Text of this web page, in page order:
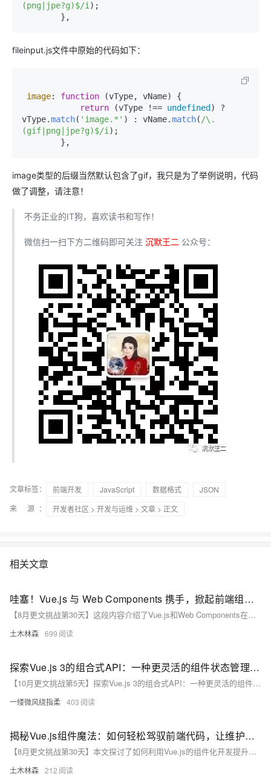
(png|jpe?g)$/i );
        },
fileinput.js文件中原始的代码如下：
image: function (vType, vName) {
return (vType !== undefined ) ?
vType.match( 'image.*' ) : vName.match( /\.
(gif|png|jpe?g)$/i );
        },
image类型的后缀当然默认包含了gif，我只是为了举例说明，代码
做了调整，请注意！
不务正业的IT狗，喜欢读书和写作！
微信扫一扫下方二维码即可关注 沉默王二 公众号：
文章标签： 前端开发 JavaScript 数据格式
JSON
来 源：
开发者社区 > 开发与运维 > 文章 > 正文
相关文章
哇塞！Vue.js 与 Web Components 携手，掀起前端组件复用风暴，震撼你的开发世界！
【8月更文挑战第30天】这段内容介绍了Vue.js和Web Components在前端开发中的优势及二者结合的可能性。Vue.js提供高效简洁的组件化开发，单个组件包含模板、脚本和样式，方便构建复杂用户界面。Web Components作为新兴技术标准，利用自定义元素、Shadow DOM等技术创建封装性强的自定义HTML元素，实现跨框架复用。结合二者，不仅增强了Web Components的逻辑和交互功能，还实现了Vue.js组件在不同框架中的复用，提高了开发效率和可维护性。未来前端开发中，这种结合将大有可为。
土木林森 699
探索Vue.js 3的组合式API：一种更灵活的组件状态管理方式
【10月更文挑战第5天】探索Vue.js 3的组合式API：一种更灵活的组件状态管理方式
一缕微风绕指柔 403
揭秘Vue.js组件魔法：如何轻松驾驭前端代码，让维护变得轻而易举？
【8月更文挑战第30天】本文探讨了如何利用Vue.js的组件化开发提升前端代码的可维护性。组件化开发将复杂页面拆分为独立、可复用的组件，提高开发效率和代码可维护性。Vue.js支持全局及局部组件注册，并提供了多种组件间通信方式如props、事件等。通过示例展示了组件定义、数据传递及复用组合的方法，强调了组件化开发在实际项目中的重要性。
土木林森 212